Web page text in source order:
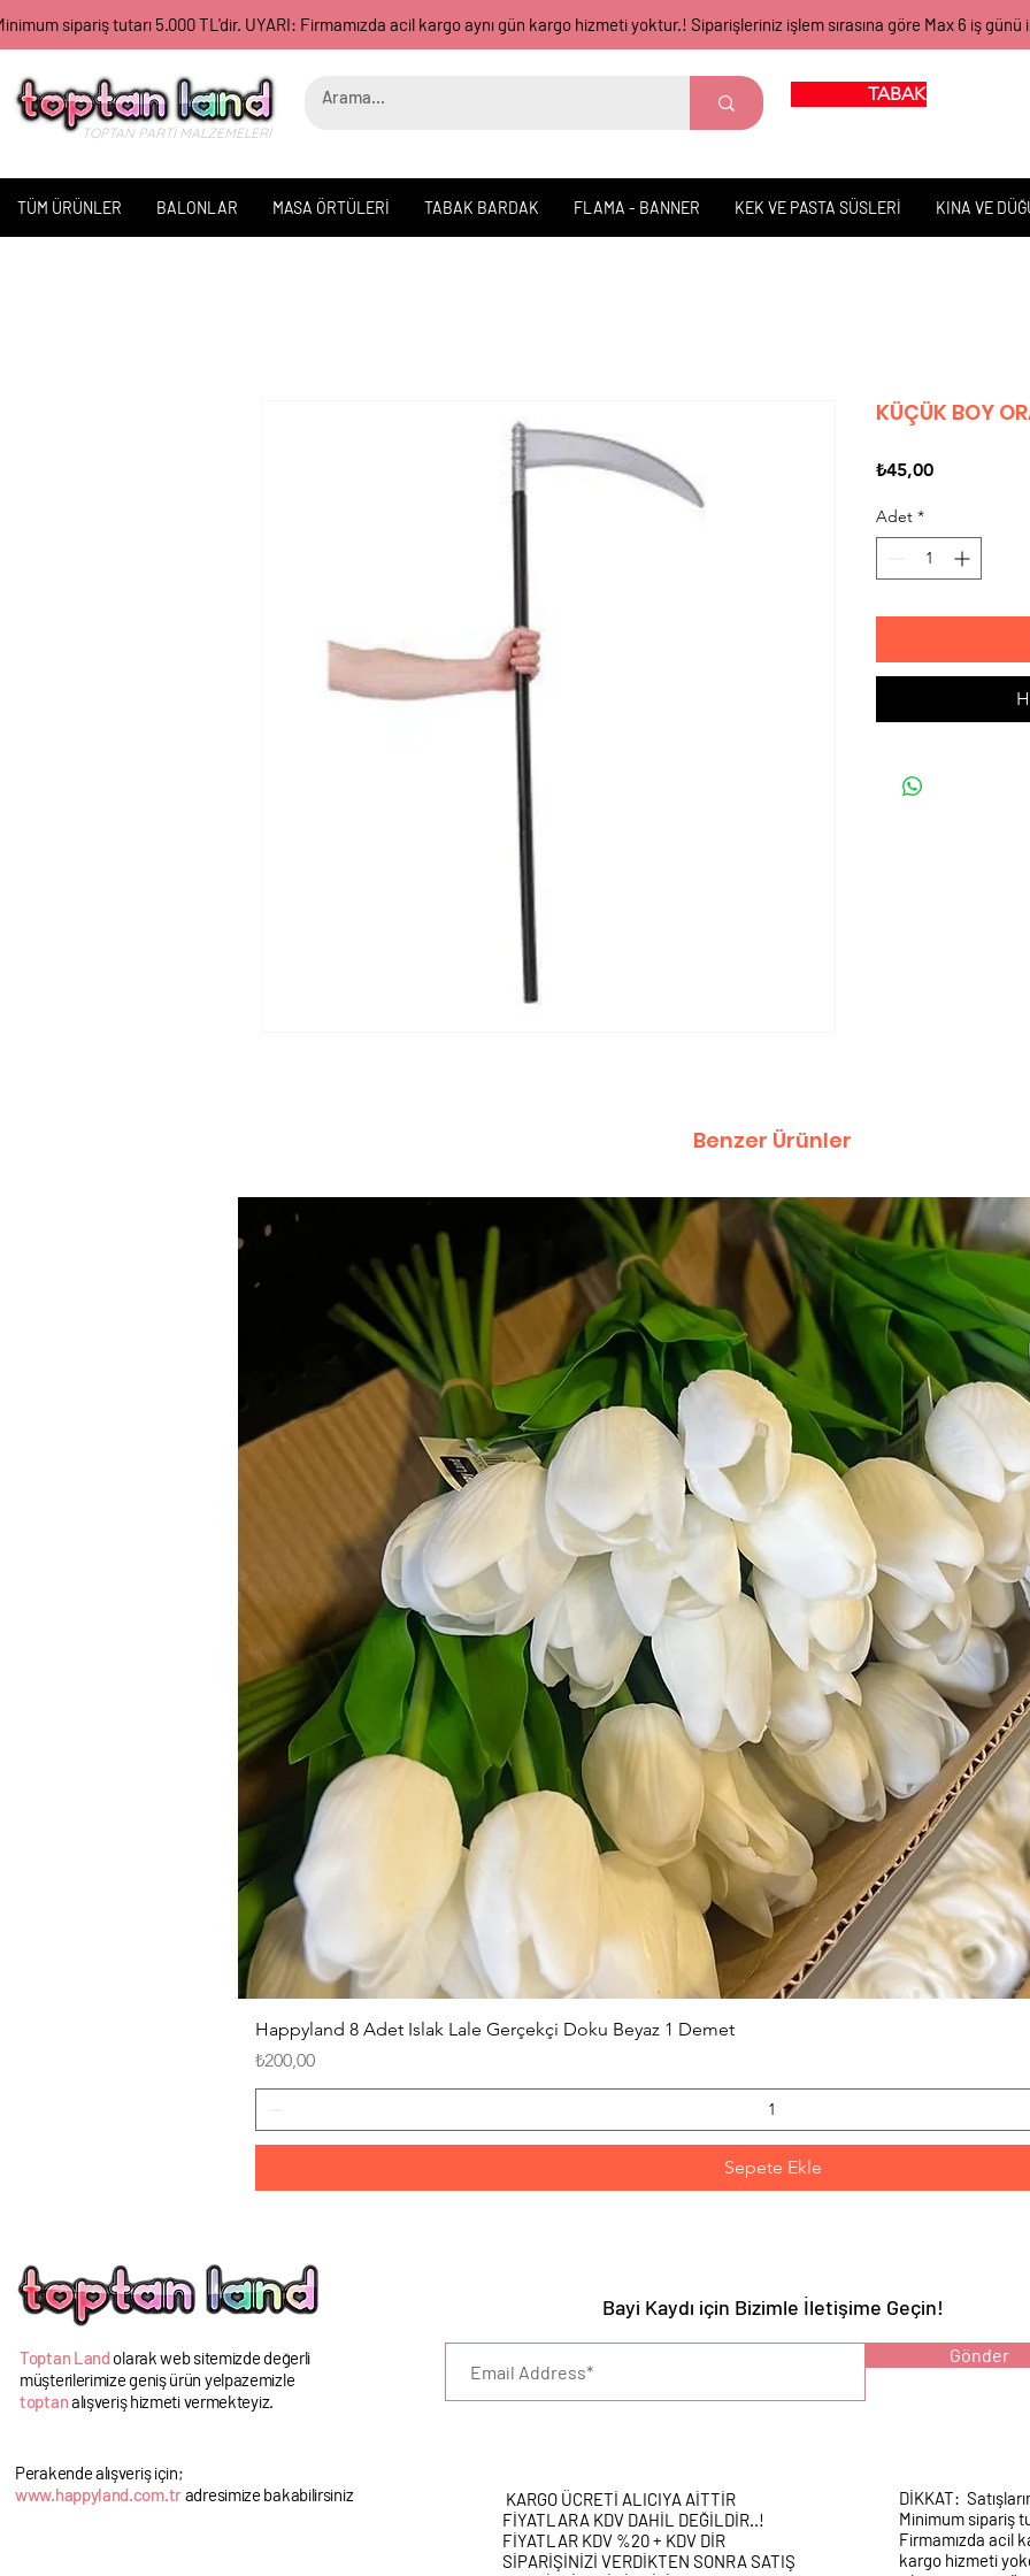
sipariş tutarı 5.000 TL'dir. UYARI: Firmamızda acil kargo aynı gün kargo hizmeti yoktur.! Siparişleriniz işlem sırasına göre Max 6 iş
TOPTAN PARTİ MALZEMELERİ
TABAK BARDAK
TÜM ÜRÜNLER BALONLAR MASA ÖRTÜLERİ TABAK BARDAK FLAMA - BANNER KEK VE PASTA SÜSLERİ KINA VE
KÜÇÜK BOY
₺45,00Fiyat
Adet *
Benzer Ürünler
Happyland 8 Adet Islak Lale Gerçekçi Doku Beyaz 1 Demet
Fiyat
₺200,00
Sepete Ekle
Toptan Land olarak web sitemizde değerli
müşterilerimize geniş ürün yelpazemizle
toptanalışveriş hizmeti vermekteyiz.
Perakende alışveriş için;
www.happyland.com.tradresimize bakabilirsiniz
UYARI :
Bayi Kaydı için Bizimle İletişime Geçin!
Gönder
KARGO ÜCRETİ ALICIYA AİTTİR
FİYATLARA KDV DAHİL DEĞİLDİR..!
FİYATLAR KDV %20 + KDV DİR
SİPARİŞİNİZİ VERDİKTEN SONRA SATIŞ
DİKKAT:
Minimum sipariş
Firmamızda acil
kargo hizmeti